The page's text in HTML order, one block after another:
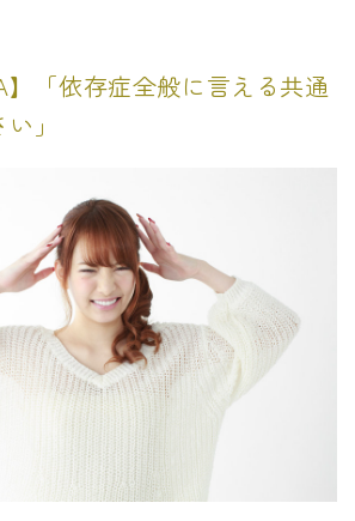
】「依存症全般に言える共通
」